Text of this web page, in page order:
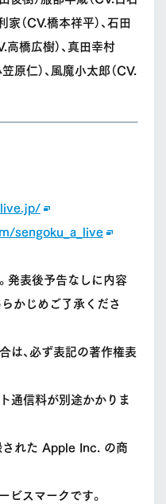
家（CV.橋本祥平）、石田
高橋広樹）、真田幸村
原仁）、風魔小太郎（CV.
sengoku_a_live
発表後予告なしに内容
かじめご了承くださ
は、必ず表記の著作権表
通信料が別途かかりま
れた Apple Inc. の商
スマークです。